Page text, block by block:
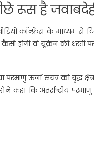
रूस है
कॉन्फ्रेंस के माध्यम से
होगी वो यूक्रेन की
ऊर्जा संयंत्र को युद्ध
कहा कि अंतर्राष्ट्रीय